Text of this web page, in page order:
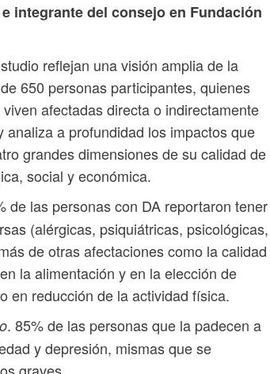
integrante del consejo en Fundación
reflejan una visión amplia de la
650 personas participantes, quienes
afectadas directa o indirectamente
analiza a profundidad los impactos que
grandes dimensiones de su calidad de
social y económica.
de las personas con DA reportaron tener
(alérgicas, psiquiátricas, psicológicas,
de otras afectaciones como la calidad
la alimentación y en la elección de
en reducción de la actividad física.
. 85% de las personas que la padecen a
y depresión, mismas que se